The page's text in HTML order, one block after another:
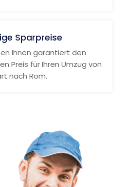
Sparpreise
Ihnen garantiert den
Preis für Ihren Umzug von
nach Rom.